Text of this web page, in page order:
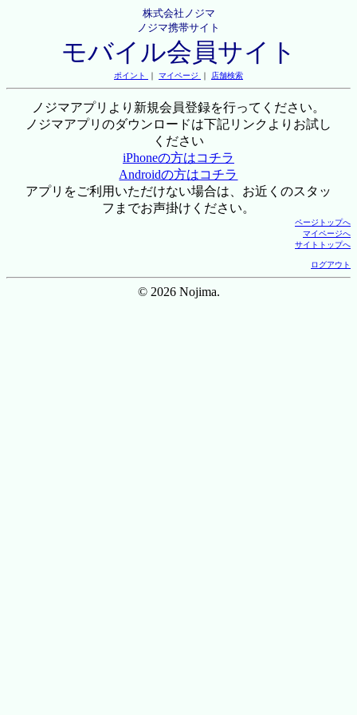
株式会社ノジマ
ノジマ携帯サイト
モバイル会員サイト
ポイント ｜ マイページ ｜ 店舗検索
ノジマアプリより新規会員登録を行ってください。
ノジマアプリのダウンロードは下記リンクよりお試し
ください
iPhoneの方はコチラ
Androidの方はコチラ
アプリをご利用いただけない場合は、お近くのスタッ
フまでお声掛けください。
ページトップへ
マイページへ
サイトトップへ
ログアウト
© 2026 Nojima.